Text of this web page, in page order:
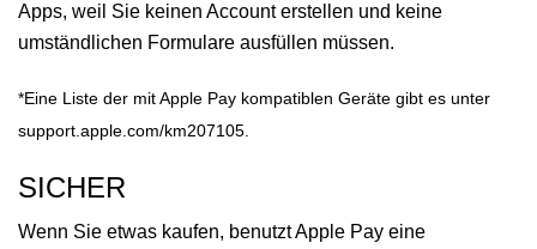
Apps, weil Sie keinen Account erstellen und keine
umständlichen Formulare ausfüllen müssen.
*Eine Liste der mit Apple Pay kompatiblen Geräte gibt es unter
support.apple.com/km207105.
SICHER
Wenn Sie etwas kaufen, benutzt Apple Pay eine